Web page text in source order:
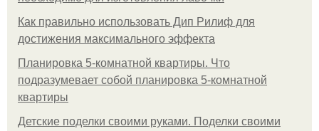
Как правильно использовать Дип Рилиф для
достижения максимального эффекта
Планировка 5-комнатной квартиры. Что
подразумевает собой планировка 5-комнатной
квартиры
Детские поделки своими руками. Поделки своими